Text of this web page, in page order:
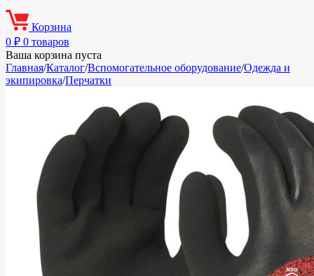
Корзина
0 ₽ 0 товаров
Ваша корзина пуста
Главная/Каталог/Вспомогательное оборудование/Одежда и
экипировка/Перчатки